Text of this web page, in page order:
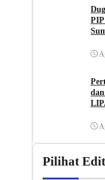
Pilihat